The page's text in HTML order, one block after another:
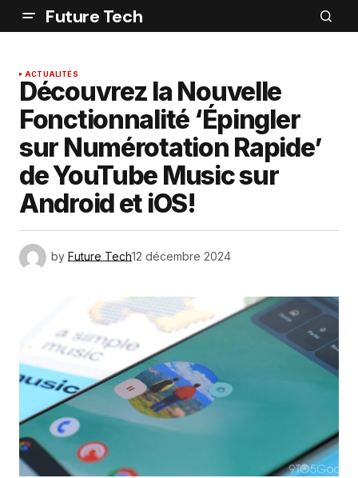
Future Tech
ACTUALITÉS
Découvrez la Nouvelle
Fonctionnalité ‘Épingler
sur Numérotation Rapide’
de YouTube Music sur
Android et iOS!
by Future Tech12 décembre 2024